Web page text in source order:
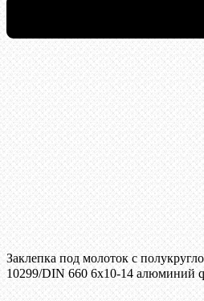
Заклепка под молоток с
10299/DIN 660 6х10-14 алюминий